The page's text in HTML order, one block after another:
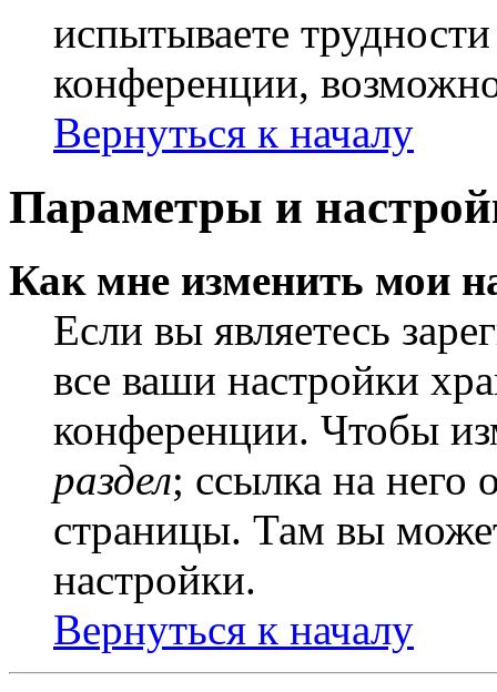
испытываете
конференции,
Вернуться к началу
Параметры и
Как мне изменить мои
Если вы являетесь
все ваши настройки
конференции. Чтобы
раздел; ссылка на него
страницы. Там вы
настройки.
Вернуться к началу